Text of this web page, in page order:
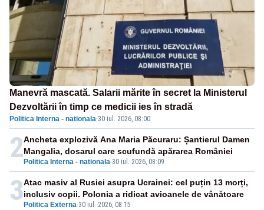
Manevră mascată. Salarii mărite în secret la Ministerul
Dezvoltării în timp ce medicii ies în stradă
Politica Interna - nationala·30 iul. 2026, 08:00
2 Politica Interna - nationala-30 iul. 2026, 08:09
Ancheta explozivă Ana Maria Păcuraru: Șantierul Damen
Mangalia, dosarul care scufundă apărarea României
3 Politica Externa-30 iul. 2026, 08:15
Atac masiv al Rusiei asupra Ucrainei: cel puțin 13 morți,
inclusiv copii. Polonia a ridicat avioanele de vânătoare